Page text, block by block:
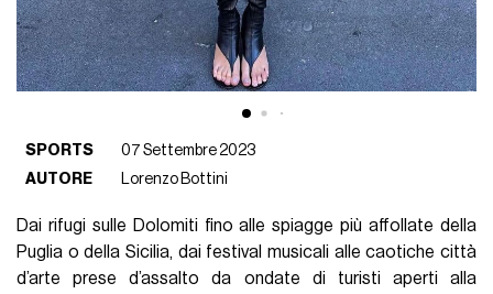
SPORTS
07 Settembre 2023
AUTORE
Lorenzo Bottini
Dai rifugi sulle Dolomiti fino alle spiagge più affollate della
Puglia o della Sicilia, dai festival musicali alle caotiche città
d’arte prese d’assalto da ondate di turisti aperti alla